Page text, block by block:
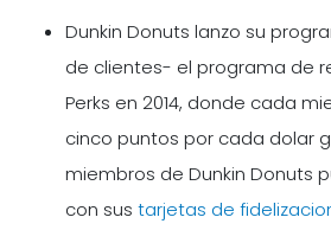
Dunkin Donuts lanzo su
de clientes- el programa de
Perks en 2014, donde cada
cinco puntos por cada dolar
miembros de Dunkin Donuts
con sus tarjetas de